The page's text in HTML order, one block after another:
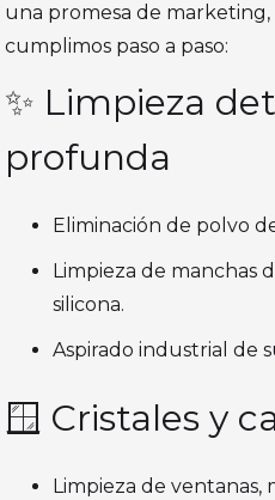
una promesa de
cumplimos paso a paso:
✨ Limpieza
profunda
Eliminación de polvo
Limpieza de manchas
silicona.
Aspirado industrial de
🪟 Cristales y
Limpieza de ventanas,